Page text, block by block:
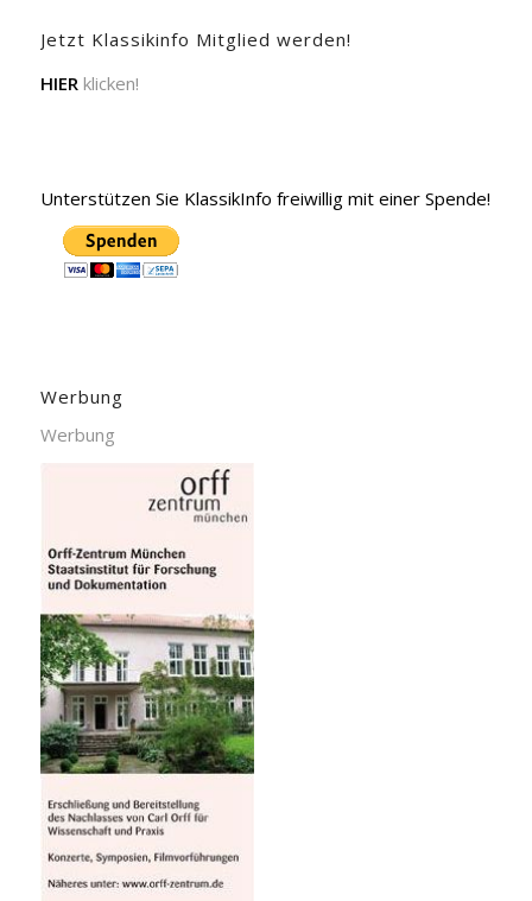
Jetzt Klassikinfo Mitglied werden!
HIER klicken!
Unterstützen Sie KlassikInfo freiwillig mit einer Spende!
Werbung
Werbung